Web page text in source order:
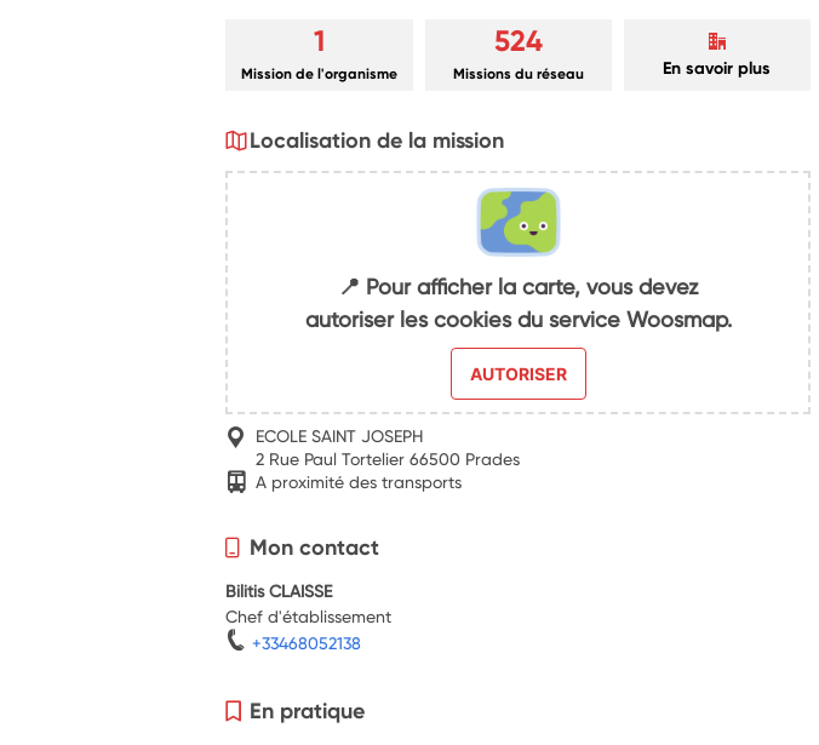
1
Mission de l'organisme
524
Missions du réseau En savoir plus
Localisation de la mission
📍 Pour afficher la carte, vous devez
autoriser les cookies du service Woosmap.
AUTORISER
ECOLE SAINT JOSEPH
2 Rue Paul Tortelier 66500 Prades
A proximité des transports
Mon contact
Bilitis CLAISSE
Chef d'établissement
+33468052138
En pratique